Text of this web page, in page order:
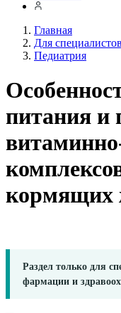
Главная
Для специалистов
Педиатрия
питания и
кормящих
Раздел только для
фармации и